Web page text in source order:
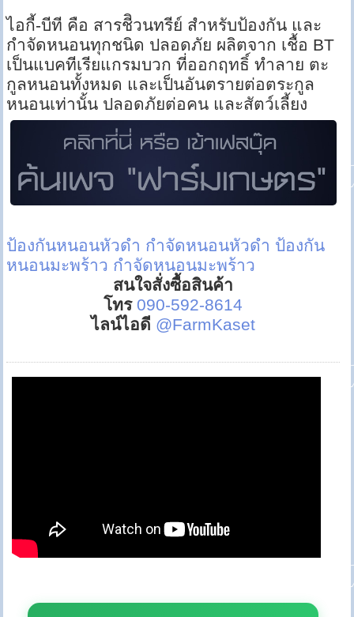
ไอกี้-บีที คือ สารชีิวนทรีย์ สำหรับป้องกัน และ
กำจัดหนอนทุกชนิด ปลอดภัย ผลิตจาก เชื้อ BT
เป็นแบคทีเรียแกรมบวก ที่ออกฤทธิ์ ทำลาย ตะ
กูลหนอนทั้งหมด และเป็นอันตรายต่อตระกูล
หนอนเท่านั้น ปลอดภัยต่อคน และสัตว์เลี้ยง
ป้องกันหนอนหัวดำ กำจัดหนอนหัวดำ ป้องกัน
หนอนมะพร้าว กำจัดหนอนมะพร้าว
สนใจสั่งซื้อสินค้า
โทร 090-592-8614
ไลน์ไอดี @FarmKaset